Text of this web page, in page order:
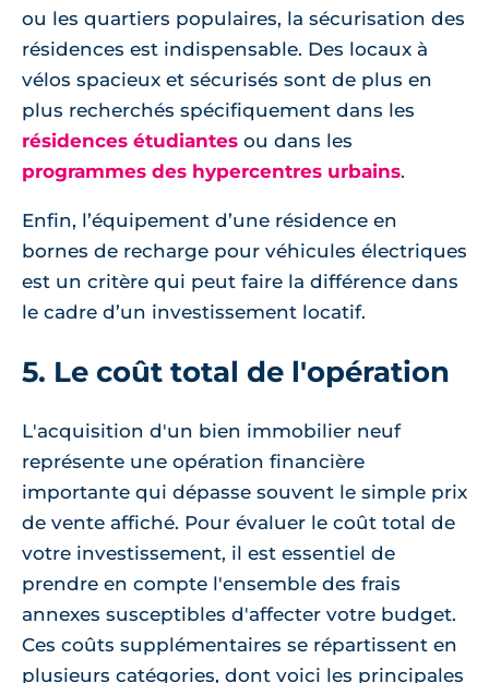
ou les quartiers populaires, la sécurisation des
résidences est indispensable. Des locaux à
vélos spacieux et sécurisés sont de plus en
plus recherchés spécifiquement dans les
résidences étudiantes ou dans les
programmes des hypercentres urbains.
Enfin, l’équipement d’une résidence en
bornes de recharge pour véhicules électriques
est un critère qui peut faire la différence dans
le cadre d’un investissement locatif.
5. Le coût total de l'opération
L'acquisition d'un bien immobilier neuf
représente une opération financière
importante qui dépasse souvent le simple prix
de vente affiché. Pour évaluer le coût total de
votre investissement, il est essentiel de
prendre en compte l'ensemble des frais
annexes susceptibles d'affecter votre budget.
Ces coûts supplémentaires se répartissent en
plusieurs catégories, dont voici les principales